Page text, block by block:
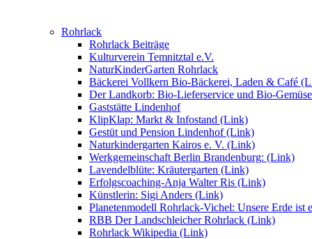
Rohrlack
Rohrlack Beiträge
Kulturverein Temnitztal e.V.
NaturKinderGarten Rohrlack
Bäckerei Vollkern Bio-Bäckerei, Laden & Café
Der Landkorb: Bio-Lieferservice und Bio-
Gaststätte Lindenhof
KlipKlap: Markt & Infostand (Link)
Gestüt und Pension Lindenhof (Link)
Naturkindergarten Kairos e. V. (Link)
Werkgemeinschaft Berlin Brandenburg: (Link)
Lavendelblüte: Kräutergarten (Link)
Erfolgscoaching-Anja Walter Ris (Link)
Künstlerin: Sigi Anders (Link)
Planetenmodell Rohrlack-Vichel: Unsere Erde ist
RBB Der Landschleicher Rohrlack (Link)
Rohrlack Wikipedia (Link)